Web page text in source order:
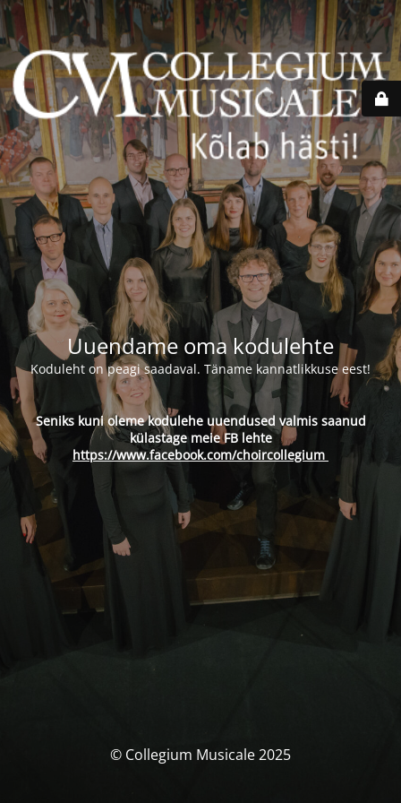
Uuendame oma kodulehte
Koduleht on peagi saadaval. Täname kannatlikkuse eest!
Seniks kuni oleme kodulehe uuendused valmis saanud
külastage meie FB lehte
https://www.facebook.com/choircollegium
© Collegium Musicale 2025